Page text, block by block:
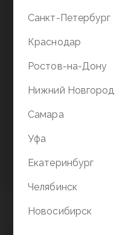
в
Политика
Санкт-Петербург
Краснодар
Ростов-на-Дону
Нижний Новгород
Самара
Уфа
Екатеринбург
Челябинск
Новосибирск